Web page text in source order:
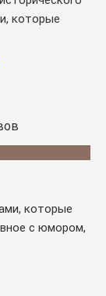
которые
которые
с юмором,